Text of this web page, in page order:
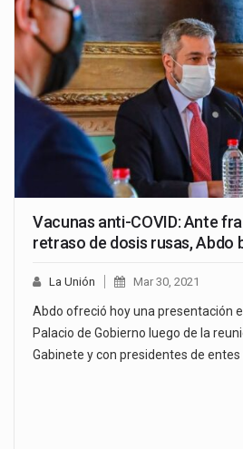
Vacunas anti-COVID: Ante
retraso de dosis rusas, Abdo
La Unión Mar 30, 2021
Abdo ofreció hoy una presentación
Palacio de Gobierno luego de la
Gabinete y con presidentes de entes